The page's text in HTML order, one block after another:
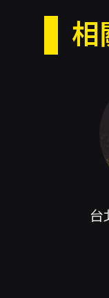
相
台